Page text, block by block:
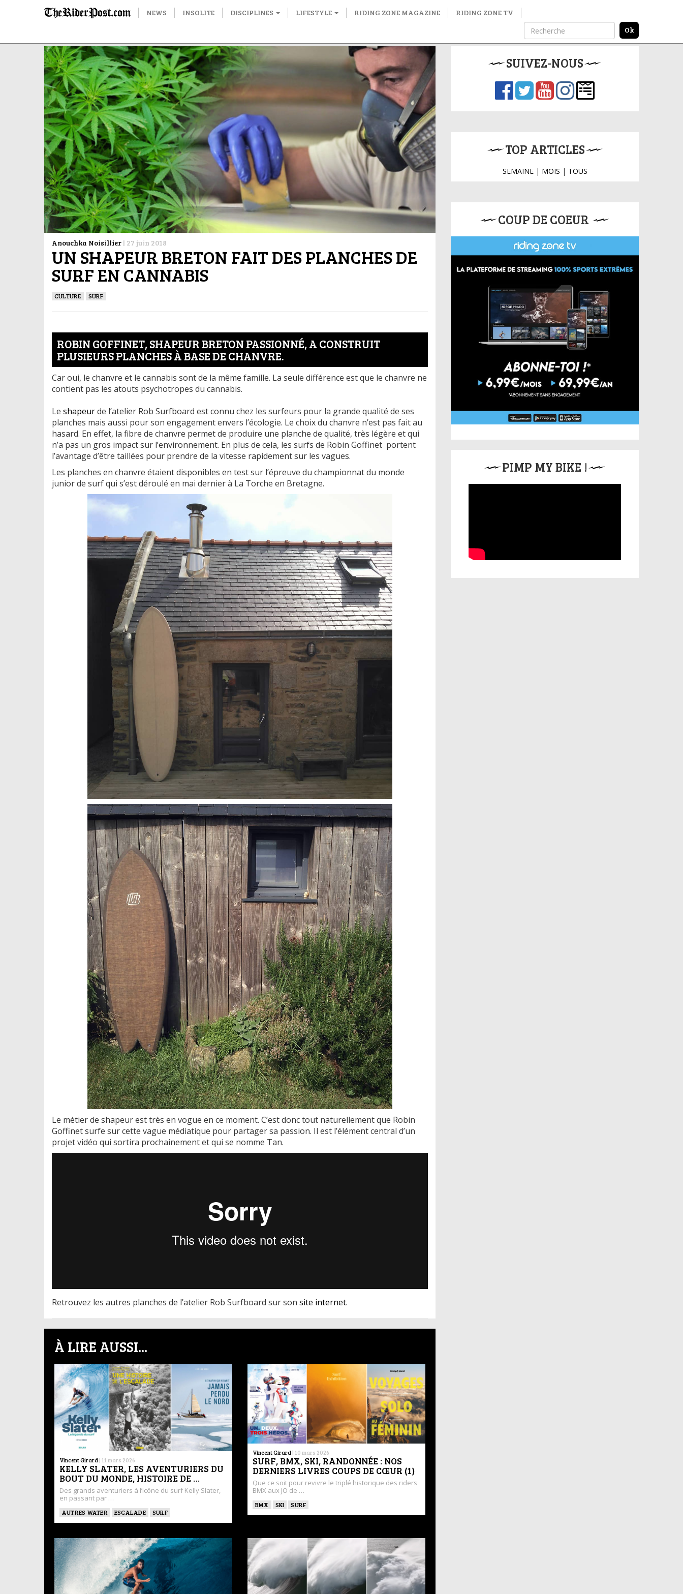
NEWS INSOLITE DISCIPLINES LIFESTYLE RIDING ZONE MAGAZINE RIDING ZONE TV
Anouchka Noisillier | 27 juin 2018
UN SHAPEUR BRETON FAIT DES PLANCHES DE
SURF EN CANNABIS
CULTURE SURF
ROBIN GOFFINET, SHAPEUR BRETON PASSIONNÉ, A CONSTRUIT
PLUSIEURS PLANCHES À BASE DE CHANVRE.
Car oui, le chanvre et le cannabis sont de la même famille. La seule différence est que le chanvre ne
contient pas les atouts psychotropes du cannabis.
Le shapeurde l’atelier Rob Surfboard est connu chez les surfeurs pour la grande qualité de ses
planches mais aussi pour son engagement envers l’écologie. Le choix du chanvre n’est pas fait au
hasard. En effet, la fibre de chanvre permet de produire une planche de qualité, très légère et qui
n’a pas un gros impact sur l’environnement. En plus de cela, les surfs de Robin Goffinet portent
l’avantage d’être taillées pour prendre de la vitesse rapidement sur les vagues.
Les planches en chanvre étaient disponibles en test sur l’épreuve du championnat du monde
junior de surf qui s’est déroulé en mai dernier à La Torche en Bretagne.
Le métier de shapeur est très en vogue en ce moment. C’est donc tout naturellement que Robin
Goffinet surfe sur cette vague médiatique pour partager sa passion. Il est l’élément central d’un
projet vidéo qui sortira prochainement et qui se nomme Tan.
Retrouvez les autres planches de l’atelier Rob Surfboard sur son site internet.
À LIRE AUSSI...
Vincent Girard | 11 mars 2026
KELLY SLATER, LES AVENTURIERS DU
BOUT DU MONDE, HISTOIRE DE …
Des grands aventuriers à l’icône du surf Kelly Slater,
en passant par …
AUTRES WATER ESCALADE SURF
Vincent Girard | 10 mars 2026
SURF, BMX, SKI, RANDONNÉE : NOS
DERNIERS LIVRES COUPS DE CŒUR (1)
Que ce soit pour revivre le triplé historique des riders
BMX aux JO de …
BMX SKI SURF
SUIVEZ-NOUS
TOP ARTICLES
SEMAINE| MOIS | TOUS
COUP DE COEUR
PIMP MY BIKE !